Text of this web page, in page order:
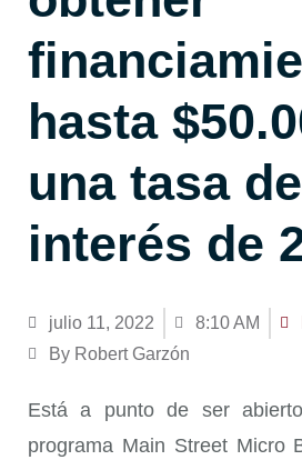
hasta
una tasa de
interés de
julio 11, 2022 8:10 AM
By Robert Garzón
Está a punto de ser
programa Main Street Micro